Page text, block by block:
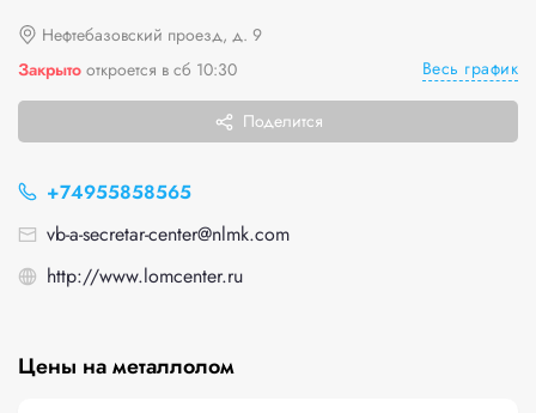
Нефтебазовский проезд, д. 9
Закрыто откроется в сб 10:30 Весь график
Поделится
+74955858565
vb-a-secretar-center@nlmk.com
http://www.lomcenter.ru
Цены на металлолом